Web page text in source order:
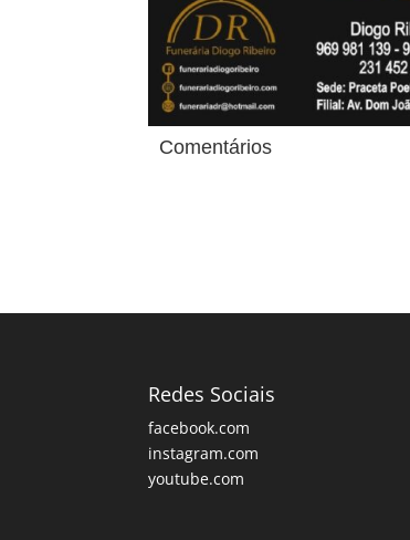
Comentários
Redes Sociais
facebook.com
instagram.com
youtube.com